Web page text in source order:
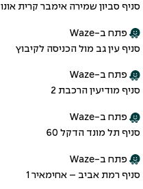
סניף סביון שמירה אימבר קרית אונו
פתח ב-Waze
סניף עין גב מול הכניסה לקיבוץ
פתח ב-Waze
סניף מודיעין הרכבת 2
פתח ב-Waze
סניף תל מונד הדקל 60
פתח ב-Waze
סניף רמת אביב – אחימאיר 1